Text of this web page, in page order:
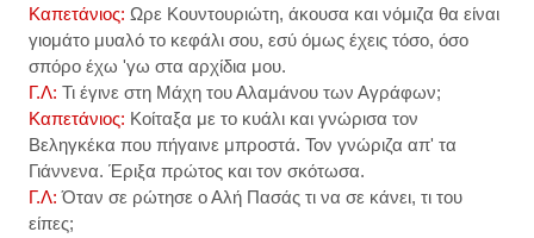
Καπετάνιος: Ωρε Κουντουριώτη, άκουσα και νόμιζα θα είναι
γιομάτο μυαλό το κεφάλι σου, εσύ όμως έχεις τόσο, όσο
σπόρο έχω 'γω στα αρχίδια μου.
Γ.Λ: Τι έγινε στη Μάχη του Αλαμάνου των Αγράφων;
Καπετάνιος: Κοίταξα με το κυάλι και γνώρισα τον
Βεληγκέκα που πήγαινε μπροστά. Τον γνώριζα απ' τα
Γιάννενα. Έριξα πρώτος και τον σκότωσα.
Γ.Λ: Όταν σε ρώτησε ο Αλή Πασάς τι να σε κάνει, τι του
είπες;